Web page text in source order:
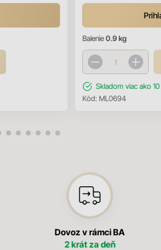
Balenie 0.9 kg
Skladom viac ako
Kód: ML0694
Dovoz v rámci BA
2 krát za deň